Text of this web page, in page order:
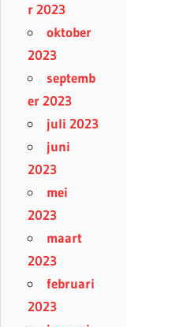
r 2023
oktober
2023
septemb
er 2023
juli 2023
juni
2023
mei
2023
maart
2023
februari
2023